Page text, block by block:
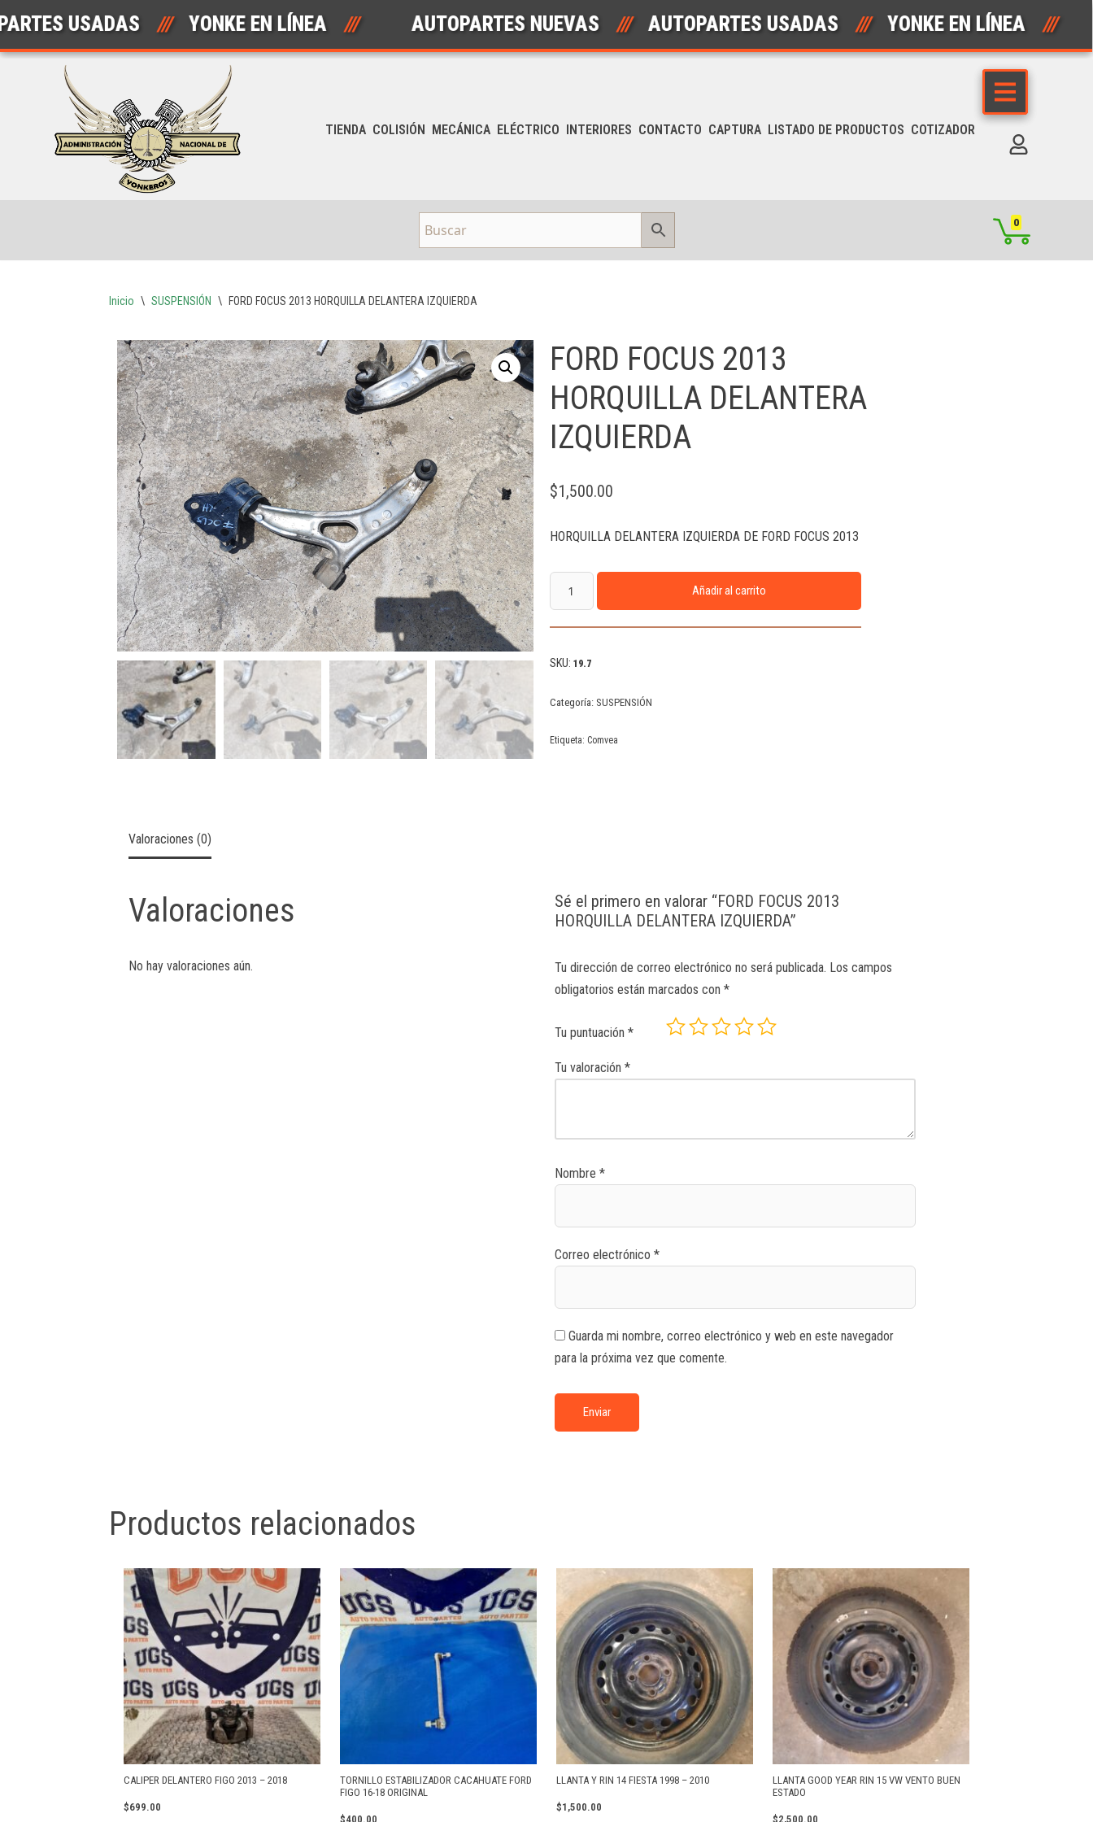
Saltar
USADAS /// YONKE EN LÍNEA /// AUTOPARTES NUEVAS /// AUTOPARTES USADAS /// YONKE EN LÍNEA ///
TIENDA COLISIÓN MECÁNICA ELÉCTRICO INTERIORES CONTACTO CAPTURA LISTADO DE PRODUCTOS COTIZADOR
0
Inicio \ SUSPENSIÓN \ FORD FOCUS 2013 HORQUILLA DELANTERA IZQUIERDA
FORD FOCUS 2013
HORQUILLA DELANTERA
IZQUIERDA
$1,500.00
HORQUILLA DELANTERA IZQUIERDA DE FORD FOCUS 2013
Añadir al carrito
SKU: 19.7
Categoría: SUSPENSIÓN
Etiqueta: Comvea
Valoraciones (0)
Valoraciones
No hay valoraciones aún.
Sé el primero en valorar “FORD FOCUS 2013
HORQUILLA DELANTERA IZQUIERDA”
Tu dirección de correo electrónico no será publicada. Los campos
obligatorios están marcados con*
Tu puntuación*
Tu valoración*
Nombre*
Correo electrónico*
Guarda mi nombre, correo electrónico y web en este navegador
para la próxima vez que comente.
Productos relacionados
CALIPER DELANTERO FIGO 2013 – 2018
$699.00
TORNILLO ESTABILIZADOR CACAHUATE FORD
FIGO 16-18 ORIGINAL
$400.00
LLANTA Y RIN 14 FIESTA 1998 – 2010
$1,500.00
LLANTA GOOD YEAR RIN 15 VW VENTO BUEN
ESTADO
$2,500.00